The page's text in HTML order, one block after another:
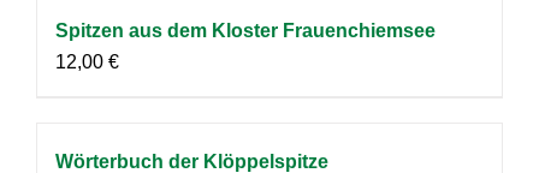
Spitzen aus dem Kloster Frauenchiemsee
12,00 €
Wörterbuch der Klöppelspitze